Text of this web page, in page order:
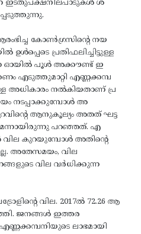
ഇടതുപക്ഷനിലപാടുകള്‍ ശ
കോണ്‍ഗ്രസിന്റെ നയ
പ്രതിഫലിച്ചിട്ടുള്ള
ഓയില്‍ പൂള്‍ അക്കൗണ്ട് ഇ
എടുത്തുമാറ്റി എണ്ണക്കമ്പ
അധികാരം നല്‍കിയതാണ് പ്ര
നടപ്പാക്കുമ്പോള്‍ അ
ആനുകൂല്യം അതത് ഘട്ട
പറഞ്ഞത്. എ
വില കുറയുമ്പോള്‍ അതിന്റെ
അതേസമയം, വില
വില വര്‍ധിക്കുന്ന
വില. 2017ല്‍ 72.26 ആ
ജനങ്ങള്‍ ഇത്തര
ലാഭമായി